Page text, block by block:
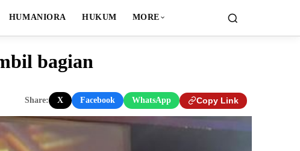
HUMANIORA HUKUM MORE
bagian
Share: X Facebook WhatsApp Copy Link